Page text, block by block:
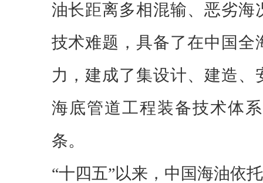
油长距离多相混输、恶劣
技术难题，具备了在中国
力，建成了集设计、建造
海底管道工程装备技术体
条。
“十四五”以来，中国海油依